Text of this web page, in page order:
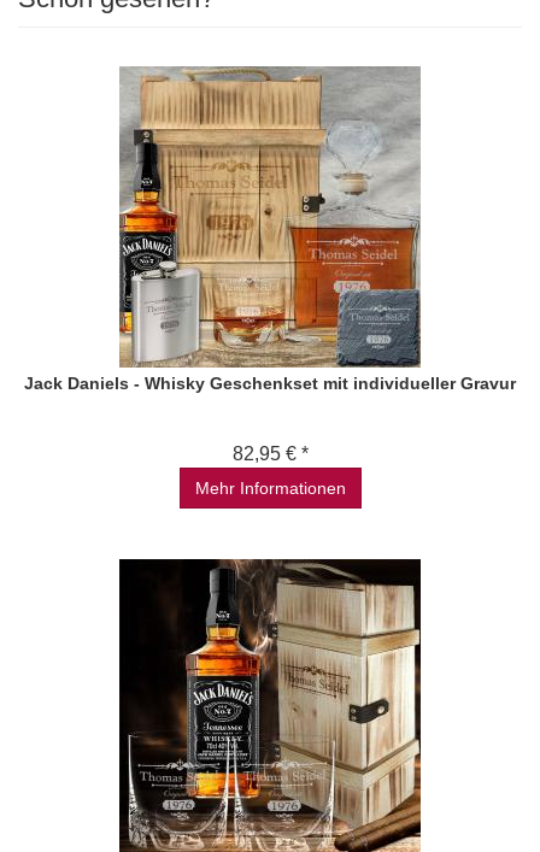
Jack Daniels - Whisky Geschenkset mit individueller Gravur
82,95 € *
Mehr Informationen